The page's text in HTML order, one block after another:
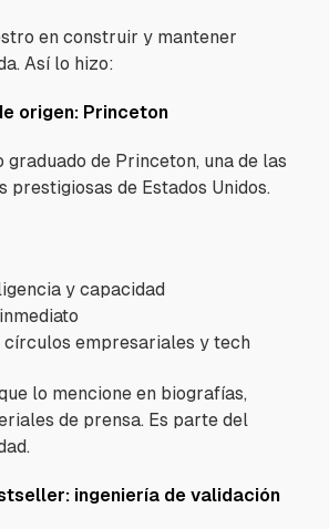
en construir y mantener
Así lo hizo:
origen: Princeton
graduado de Princeton, una de las
prestigiosas de Estados Unidos.
y capacidad
círculos empresariales y tech
lo mencione en biografías,
de prensa. Es parte del
ingeniería de validación